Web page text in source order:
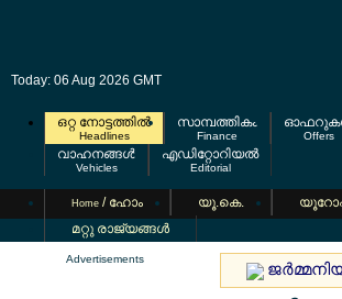
Today: 06 Aug 2026 GMT
ഒറ്റ നോട്ടത്തില്‍
Headlines
സാമ്പത്തികം
Finance Offers
വാഹനങ്ങള്‍
Vehicles
എഡിറ്റോറിയല്‍
Editorial
Home / ഹോം യൂ.കെ.
മറ്റു രാജ്യങ്ങള്‍
Advertisements